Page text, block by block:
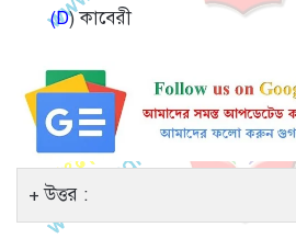
(D) কাবেরী
উত্তর :